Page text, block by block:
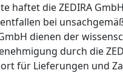
haftet die ZEDIRA
bei
dienen der
durch die
für Lieferungen und